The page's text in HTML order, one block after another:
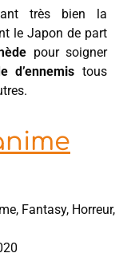
très bien la
le Japon de part
pour soigner
d’ennemis tous
Fantasy, Horreur,